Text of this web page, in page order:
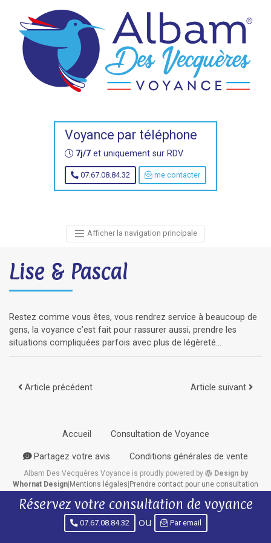
Voyance par téléphone
7j/7 et uniquement sur RDV
07.67.08.84.32 me contacter
Afficher la navigation principale
Lise & Pascal
Restez comme vous êtes, vous rendrez service à beaucoup de
gens, la voyance c’est fait pour rassurer aussi, prendre les
situations compliquées parfois avec plus de légèreté…
Navigation des articles
Article précédent Article suivant
Accueil Consultation de Voyance
Partagez votre avis Conditions générales de vente
Albam Des Vecquères Voyanceis proudly powered by
Design by
Whornat Design Mentions légales Prendre contact pour une consultation
Réservez votre consultation de voyance
07.67.08.84.32 ou Par email